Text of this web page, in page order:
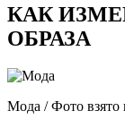
КАК
ОБРАЗА
Мода / Фото взято